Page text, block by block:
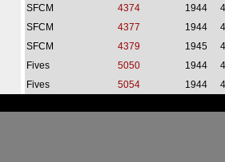
SFCM
4374 1944
SFCM
4377 1944
SFCM
4379 1945
Fives
5050 1944
Fives
5054 1944